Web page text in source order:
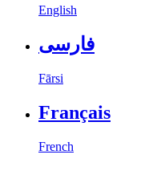
English
فارسی
Fārsi
Français
French